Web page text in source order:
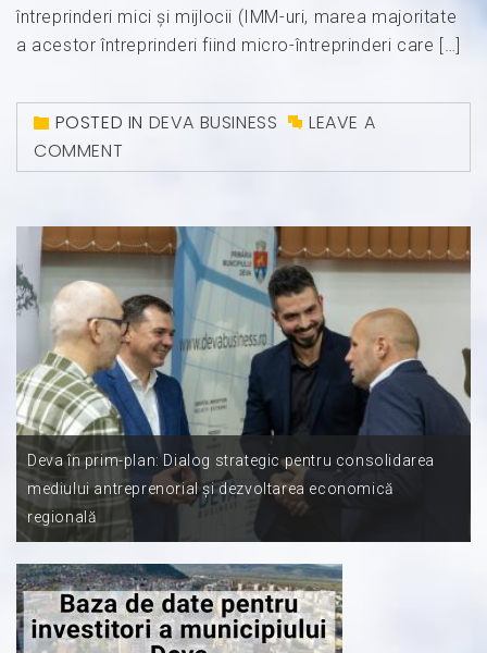
întreprinderi mici și mijlocii (IMM-uri, marea majoritate
a acestor întreprinderi fiind micro-întreprinderi care […]
POSTED IN DEVA BUSINESS
LEAVE A
COMMENT
Deva în prim-plan: Dialog strategic pentru consolidarea
mediului antreprenorial și dezvoltarea economică
regională